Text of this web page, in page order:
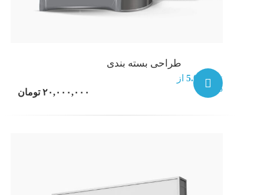
طراحی بسته بندی
نمره 5.00 از
5
۲۰,۰۰۰,۰۰۰ تومان